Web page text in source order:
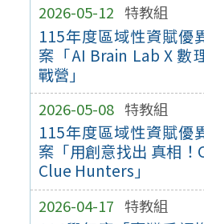
2026-05-12 特教組
115年度區域性資賦優
案「AI Brain Lab X 數
戰營」
2026-05-08 特教組
115年度區域性資賦優
案「用創意找出 真相
Clue Hunters」
2026-04-17 特教組